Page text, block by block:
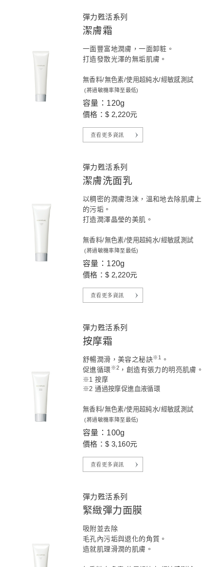
彈力甦活系列
潔膚霜
一面豐富地潤膚，一面卸粧。
打造發散光澤的無垢肌膚。
無香料/無色素/使用超純水/經敏感測試
(將過敏機率降至最低)
容量：120g
價格：$ 2,220元
查看更多資訊
彈力甦活系列
潔膚洗面乳
以稠密的潤膚泡沫，溫和地去除肌膚上
的污垢。
打造潤澤晶瑩的美肌。
無香料/無色素/使用超純水/經敏感測試
(將過敏機率降至最低)
容量：120g
價格：$ 2,220元
查看更多資訊
彈力甦活系列
按摩霜
舒暢潤滑，美容之秘訣※1
。
促進循環 ※2 ，創造有張力的明亮肌膚。
※1 按摩
※2 通過按摩促進血液循環
無香料/無色素/使用超純水/經敏感測試
(將過敏機率降至最低)
容量：100g
價格：$ 3,160元
查看更多資訊
彈力甦活系列
緊緻彈力面膜
吸附並去除
毛孔內污垢與退化的角質。
造就肌理滑潤的肌膚。